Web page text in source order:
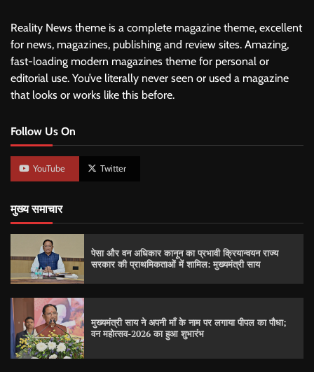
Reality News theme is a complete magazine theme, excellent
for news, magazines, publishing and review sites. Amazing,
fast-loading modern magazines theme for personal or
editorial use. You’ve literally never seen or used a magazine
that looks or works like this before.
Follow Us On
YouTube Twitter
मुख्य समाचार
पेसा और वन अधिकार कानून का प्रभावी क्रियान्वयन राज्य
सरकार की प्राथमिकताओं में शामिल: मुख्यमंत्री साय
मुख्यमंत्री साय ने अपनी माँ के नाम पर लगाया पीपल का पौधा;
वन महोत्सव-2026 का हुआ शुभारंभ